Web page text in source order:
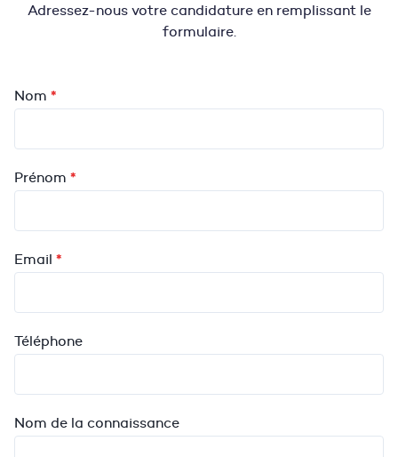
Adressez-nous votre candidature en remplissant le
formulaire.
Candidature
Nom *
Prénom *
Email *
Téléphone
Nom de la connaissance